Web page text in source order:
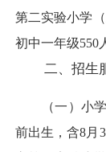
第二实验小学
初中一年级550
二、招生服
（一）小学
前出生，含8月